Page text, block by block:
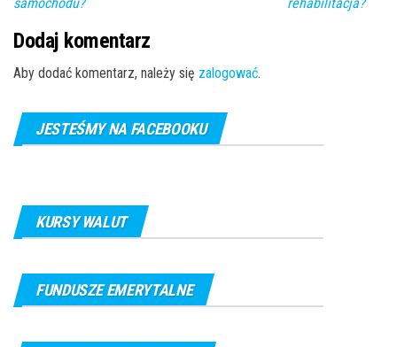
Dodaj komentarz
Aby dodać komentarz, należy się zalogować.
JESTEŚMY NA FACEBOOKU
KURSY WALUT
FUNDUSZE EMERYTALNE